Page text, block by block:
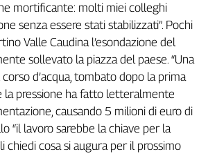
mortificante: molti miei colleghi
senza essere stati stabilizzati”. Pochi
Valle Caudina l’esondazione del
sollevato la piazza del paese. “Una
d’acqua, tombato dopo la prima
la pressione ha fatto letteralmente
causando 5 milioni di euro di
“il lavoro sarebbe la chiave per la
chiedi cosa si augura per il prossimo